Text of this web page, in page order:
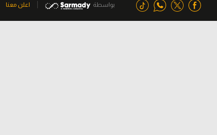
بواسطة اعلن معنا